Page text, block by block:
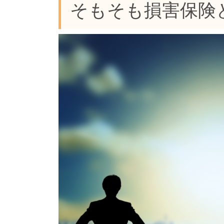
そもそも損害保険